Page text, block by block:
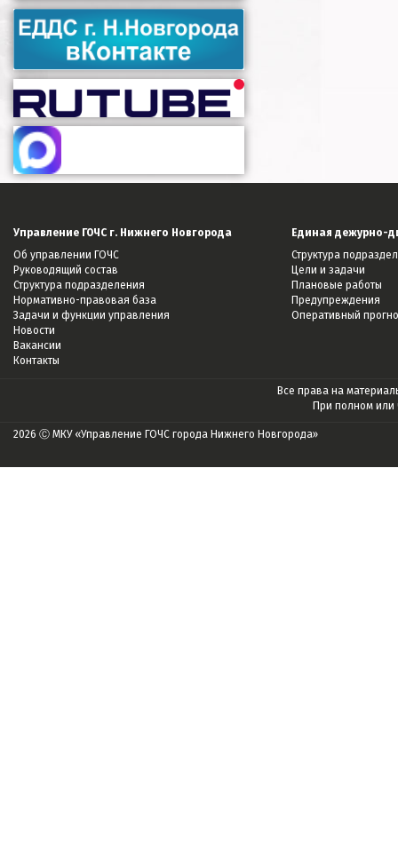
Управление ГОЧС г. Нижнего Новгорода
Об управлении ГОЧС
Руководящий состав
Структура подразделения
Нормативно-правовая база
Задачи и функции управления
Новости
Вакансии
Контакты
Единая дежурно-
Структура
Цели и задачи
Плановые работы
Предупреждения
Оперативный
Все права на
При полном или
2026 Ⓒ МКУ «Управление ГОЧС города Нижнего Новгорода»